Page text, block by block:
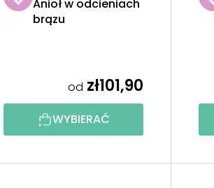
Anioł w odcieniach
brązu
od zł101,90
WYBIERAĆ